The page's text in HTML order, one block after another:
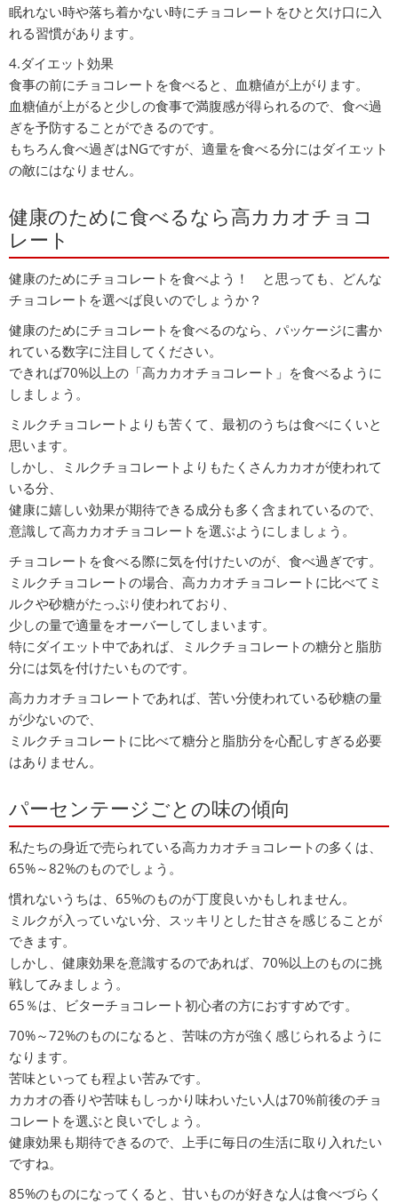
眠れない時や落ち着かない時にチョコレートをひと欠け口に入
れる習慣があります。
4.ダイエット効果
食事の前にチョコレートを食べると、血糖値が上がります。
血糖値が上がると少しの食事で満腹感が得られるので、食べ過
ぎを予防することができるのです。
もちろん食べ過ぎはNGですが、適量を食べる分にはダイエット
の敵にはなりません。
健康のために食べるなら高カカオチョコ
レート
健康のためにチョコレートを食べよう！ と思っても、どんな
チョコレートを選べば良いのでしょうか？
健康のためにチョコレートを食べるのなら、パッケージに書か
れている数字に注目してください。
できれば70%以上の「高カカオチョコレート」を食べるように
しましょう。
ミルクチョコレートよりも苦くて、最初のうちは食べにくいと
思います。
しかし、ミルクチョコレートよりもたくさんカカオが使われて
いる分、
健康に嬉しい効果が期待できる成分も多く含まれているので、
意識して高カカオチョコレートを選ぶようにしましょう。
チョコレートを食べる際に気を付けたいのが、食べ過ぎです。
ミルクチョコレートの場合、高カカオチョコレートに比べてミ
ルクや砂糖がたっぷり使われており、
少しの量で適量をオーバーしてしまいます。
特にダイエット中であれば、ミルクチョコレートの糖分と脂肪
分には気を付けたいものです。
高カカオチョコレートであれば、苦い分使われている砂糖の量
が少ないので、
ミルクチョコレートに比べて糖分と脂肪分を心配しすぎる必要
はありません。
パーセンテージごとの味の傾向
私たちの身近で売られている高カカオチョコレートの多くは、
65%～82%のものでしょう。
慣れないうちは、65%のものが丁度良いかもしれません。
ミルクが入っていない分、スッキリとした甘さを感じることが
できます。
しかし、健康効果を意識するのであれば、70%以上のものに挑
戦してみましょう。
65％は、ビターチョコレート初心者の方におすすめです。
70%～72%のものになると、苦味の方が強く感じられるように
なります。
苦味といっても程よい苦みです。
カカオの香りや苦味もしっかり味わいたい人は70%前後のチョ
コレートを選ぶと良いでしょう。
健康効果も期待できるので、上手に毎日の生活に取り入れたい
ですね。
85%のものになってくると、甘いものが好きな人は食べづらく